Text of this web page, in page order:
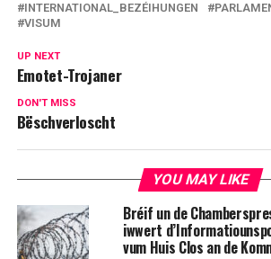
INTERNATIONAL_BEZÉIHUNGEN
VISUM
UP NEXT
Emotet-Trojaner
DON'T MISS
Bëschverloscht
YOU MAY LIKE
Bréif un de
iwwert
vum Huis Clos an de